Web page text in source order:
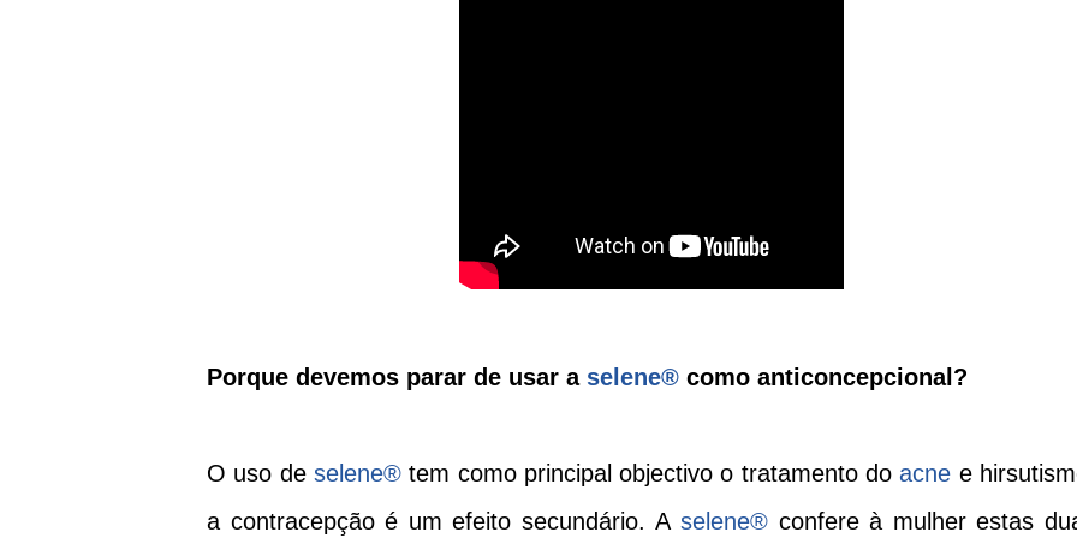
Porque devemos parar de usar a selene® como anticoncepcional?
O uso de selene®tem como principal objectivo o tratamento doacne e
a contracepção é um efeito secundário. Aselene® confere à mulher estas